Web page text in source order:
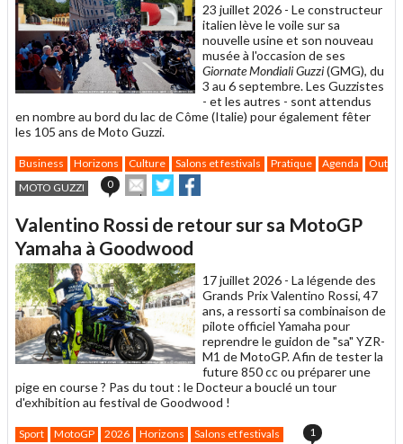
23 juillet 2026 - Le constructeur
italien lève le voile sur sa
nouvelle usine et son nouveau
musée à l'occasion de ses
Giornate Mondiali Guzzi(GMG), du
3 au 6 septembre. Les Guzzistes
- et les autres - sont attendus
en nombre au bord du lac de Côme (Italie) pour également fêter
les 105 ans de Moto Guzzi.
Business Horizons Culture Salons et festivals Pratique Agenda
Outil
MOTO GUZZI
0
Envoyer
cet
à
un
ami
Partager
sur sur
Valentino Rossi de retour sur sa MotoGP
Yamaha à Goodwood
17 juillet 2026 - La légende des
Grands Prix Valentino Rossi, 47
ans, a ressorti sa combinaison de
pilote officiel Yamaha pour
reprendre le guidon de "sa" YZR-
M1 de MotoGP. Afin de tester la
future 850 cc ou préparer une
pige en course ? Pas du tout : le Docteur a bouclé un tour
d'exhibition au festival de Goodwood !
Sport MotoGP 2026 Horizons Salons et festivals 1